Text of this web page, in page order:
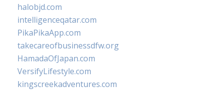
halobjd.com
intelligenceqatar.com
PikaPikaApp.com
takecareofbusinessdfw.org
HamadaOfJapan.com
VersifyLifestyle.com
kingscreekadventures.com